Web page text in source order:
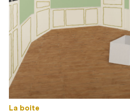
La boite